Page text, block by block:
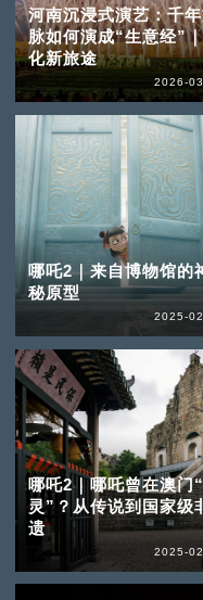
河南沉浸式演艺：千
脉如何演成“生意经”
化新旅途
2026-
哪吒2｜来自博物馆的
秘原型
2025-
哪吒2｜哪吒曾在澳门
灵”？从传说到国家级
遗
2025-